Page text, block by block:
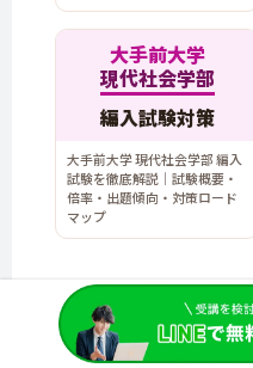
大手前大学
現代社会学部
編入試験対策
大手前大学 現代社会学部 編入
試験を徹底解説｜試験概要・
倍率・出題傾向・対策ロード
マップ